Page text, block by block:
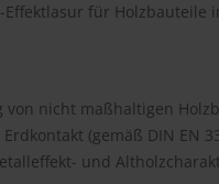
für Holzbauteile
nicht maßhaltigen
(gemäß DIN EN
und